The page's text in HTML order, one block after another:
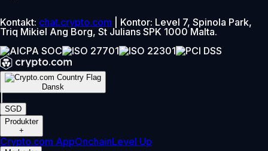
Kontakt: chat.crypto.com | Kontor: Level 7, Spinola Park,
Triq Mikiel Ang Borg, St Julians SPK 1000 Malta.
Dansk
SGD
Produkter
+
Crypto.com AppOnchainLevel Up